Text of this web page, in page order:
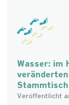
Wasser: im
Veröffentlicht